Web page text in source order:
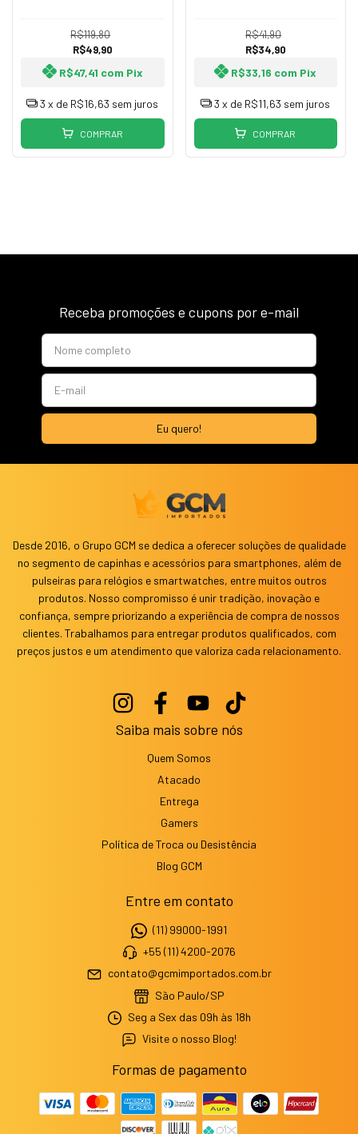
R$119,80
R$49,90
R$47,41 com Pix
3 x de R$16,63 sem juros
COMPRAR
R$41,90
R$34,90
R$33,16 com Pix
3 x de R$11,63 sem juros
COMPRAR
Receba promoções e cupons por e-mail
Desde 2016, o Grupo GCM se dedica a oferecer soluções de qualidade
no segmento de capinhas e acessórios para smartphones, além de
pulseiras para relógios e smartwatches, entre muitos outros
produtos. Nosso compromisso é unir tradição, inovação e
confiança, sempre priorizando a experiência de compra de nossos
clientes. Trabalhamos para entregar produtos qualificados, com
preços justos e um atendimento que valoriza cada relacionamento.
Saiba mais sobre nós
Quem Somos
Atacado
Entrega
Gamers
Política de Troca ou Desistência
Blog GCM
Entre em contato
(11) 99000-1991
+55 (11) 4200-2076
contato@gcmimportados.com.br
São Paulo/SP
Seg a Sex das 09h às 18h
Visite o nosso Blog!
Formas de pagamento